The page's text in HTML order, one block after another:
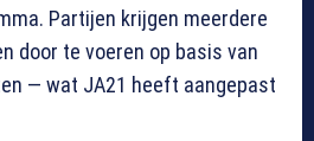
Partijen krijgen meerdere
door te voeren op basis van
— wat JA21 heeft aangepast